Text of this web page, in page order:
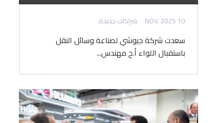
10 NOV, 2025 شراكات جديدة
سعدت شركة جيوشي لصناعة وسائل النقل
باستقبال اللواء أ.ح مهندس...